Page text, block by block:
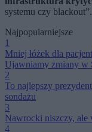
systemu czy blackout”.
Najpopularniejsze
1
Mniej łóżek dla
Ujawniamy zmiany w
2
To najlepszy
sondażu
3
Nawrocki niszczy, ale
4